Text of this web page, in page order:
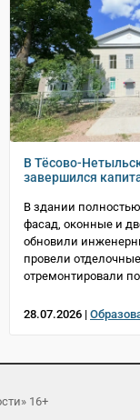
В Тёсово-
завершился
В здании
фасад, оконные и
обновили
провели
отремонтировали
28.07.2026 |
16+